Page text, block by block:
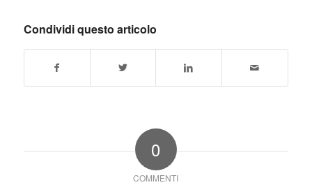
Condividi questo articolo
0
COMMENTI